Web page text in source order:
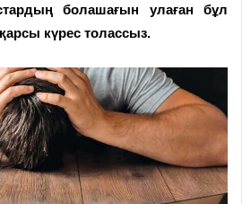
болашағын улаған бұл
күрес толассыз.